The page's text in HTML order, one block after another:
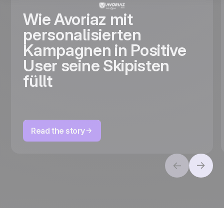
Wie Avoriaz mit
personalisierten
Kampagnen in Positive
User seine Skipisten
füllt
Read the story